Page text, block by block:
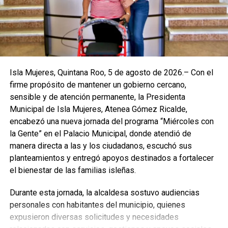
recomendaciones forman parte de la estrategia integral
para fortalecer la cultura de prevención y promover un
entorno seguro.
Con estas acciones, la administración municipal reafirma
su compromiso de proteger la integridad de las personas
y consolidar a Isla Mujeres como un destino ordenado,
Isla Mujeres, Quintana Roo, 5 de agosto de 2026.– Con el
firme propósito de mantener un gobierno cercano,
sensible y de atención permanente, la Presidenta
Municipal de Isla Mujeres, Atenea Gómez Ricalde,
encabezó una nueva jornada del programa “Miércoles con
la Gente” en el Palacio Municipal, donde atendió de
manera directa a las y los ciudadanos, escuchó sus
planteamientos y entregó apoyos destinados a fortalecer
el bienestar de las familias isleñas.
Durante esta jornada, la alcaldesa sostuvo audiencias
personales con habitantes del municipio, quienes
expusieron diversas solicitudes y necesidades